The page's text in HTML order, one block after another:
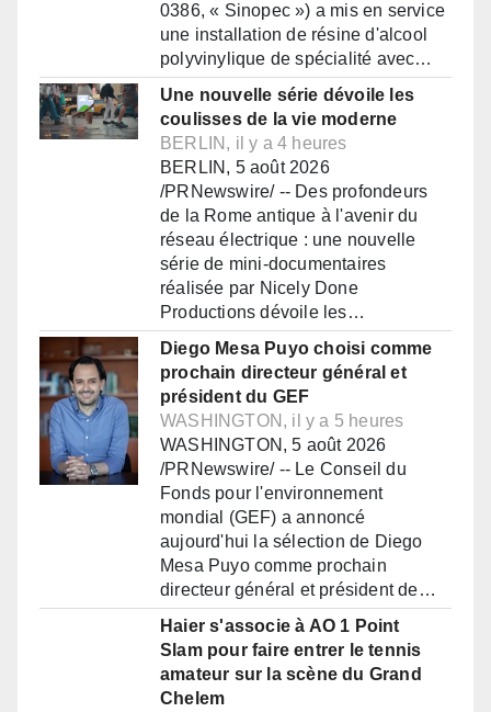
0386, « Sinopec ») a mis en service
une installation de résine d'alcool
polyvinylique de spécialité avec…
Une nouvelle série dévoile les
coulisses de la vie moderne
BERLIN, il y a 4 heures
BERLIN, 5 août 2026
/PRNewswire/ -- Des profondeurs
de la Rome antique à l'avenir du
réseau électrique : une nouvelle
série de mini-documentaires
réalisée par Nicely Done
Productions dévoile les…
Diego Mesa Puyo choisi comme
prochain directeur général et
président du GEF
WASHINGTON, il y a 5 heures
WASHINGTON, 5 août 2026
/PRNewswire/ -- Le Conseil du
Fonds pour l'environnement
mondial (GEF) a annoncé
aujourd'hui la sélection de Diego
Mesa Puyo comme prochain
directeur général et président de…
Haier s'associe à AO 1 Point
Slam pour faire entrer le tennis
amateur sur la scène du Grand
Chelem